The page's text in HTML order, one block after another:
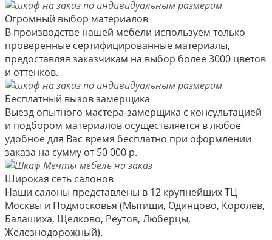
Огромный выбор материалов
В производстве нашей мебели используем только
проверенные сертифицированные материалы,
предоставляя заказчикам на выбор более 3000 цветов
и оттенков.
Бесплатный вызов замерщика
Выезд опытного мастера-замерщика с консультацией
и подбором материалов осуществляется в любое
удобное для Вас время бесплатно при оформлении
заказа на сумму от 50 000 р.
Широкая сеть салонов
Наши салоны представлены в 12 крупнейших ТЦ
Москвы и Подмосковья (Мытищи, Одинцово, Королев,
Балашиха, Щелково, Реутов, Люберцы,
Железнодорожный).